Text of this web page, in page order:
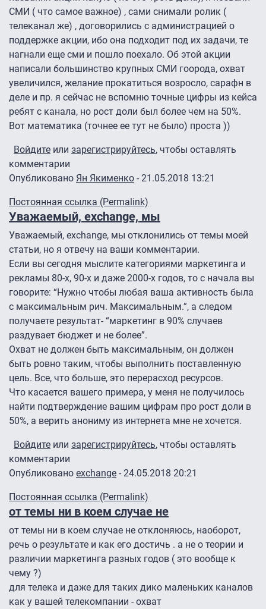
СМИ ( что самое важное) , сами снимали ролик (
телеканал же) , договорились с администрацией о
поддержке акции, ибо она подходит под их задачи, те
нагнали еще сми и пошло поехало. Об этой акции
написали большинство крупных СМИ гоорода, охват
увеличился, желание прокатиться возросло, сарафн в
деле и пр. я сейчас не вспомню точные цифры из кейса
ребят с канала, но рост доли был более чем на 50%.
Вот математика (точнее ее тут не было) проста ))
Войдите или зарегистрируйтесь, чтобы оставлять
комментарии
Опубликовано Ян Якименко - 21.05.2018 13:21
Постоянная ссылка (Permalink)
Уважаемый, exchange, мы
Уважаемый, exchange, мы отклонились от темы моей
статьи, но я отвечу на ваши комментарии.
Если вы сегодня мыслите категориями маркетинга и
рекламы 80-х, 90-х и даже 2000-х годов, то с начала вы
говорите: “Нужно чтобы любая ваша активность была
с максимальным рич. Максимальным.”, а следом
получаете результат- “маркетинг в 90% случаев
раздувает бюджет и не более”.
Охват не должен быть максимальным, он должен
быть ровно таким, чтобы выполнить поставленную
цель. Все, что больше, это перерасход ресурсов.
Что касается вашего примера, у меня не получилось
найти подтверждение вашим цифрам про рост доли в
50%, а верить анониму из интернета мне не хочется.
Войдите или зарегистрируйтесь, чтобы оставлять
комментарии
Опубликовано exchange - 24.05.2018 20:21
Постоянная ссылка (Permalink)
от темы ни в коем случае не
от темы ни в коем случае не отклоняюсь, наоборот,
речь о результате и как его достичь . а не о теории и
различии маркетинга разных годов ( это вообще к
чему ?)
для телека и даже для таких дико маленьких каналов
как у вашей телекомпании - охват